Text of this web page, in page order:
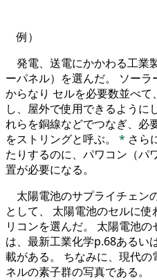
例）
発電、送電にかかわる工業
ーパネル）を選んだ。 ソー
からなり セルを必要数並べ
し、屋外で使用できるように
れらを銅線などでつなぎ、必
をストリングと呼ぶ。 * さら
たりするのに、パワコン（パ
置が必要になる。
太陽電池のサプライチェン
として、 太陽電池のセルに
リコンを選んだ。 太陽電池
は、最新工業化学p.68あるい
載がある。 ちなみに、現代
ネルの素子群の写真である。